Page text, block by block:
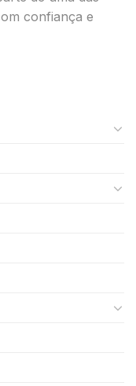
confiança e